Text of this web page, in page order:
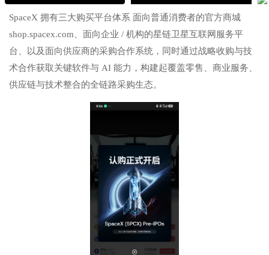
SpaceX 拥有三大购买平台体系 面向普通消费者的官方商城
shop.spacex.com、面向企业 / 机构的星链卫星互联网服务平
台、以及面向供应商的采购合作系统，同时通过战略收购与技
术合作获取关键软件与 AI 能力，构建起覆盖零售、商业服务、
供应链与技术整合的全链路采购生态。